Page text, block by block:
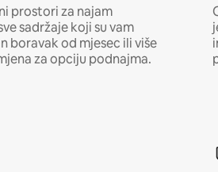
prostori za najam
sadržaje koji su vam
boravak od mjesec ili više
za opciju podnajma.